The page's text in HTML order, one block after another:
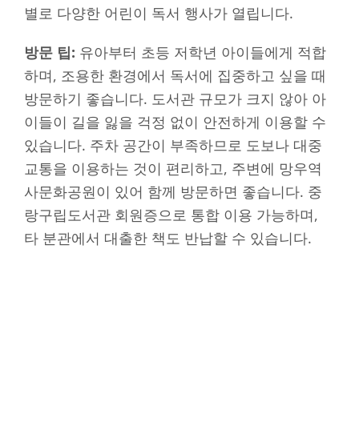
별로 다양한 어린이 독서 행사가 열립니다.
방문 팁: 유아부터 초등 저학년 아이들에게 적합
하며, 조용한 환경에서 독서에 집중하고 싶을 때
방문하기 좋습니다. 도서관 규모가 크지 않아 아
이들이 길을 잃을 걱정 없이 안전하게 이용할 수
있습니다. 주차 공간이 부족하므로 도보나 대중
교통을 이용하는 것이 편리하고, 주변에 망우역
사문화공원이 있어 함께 방문하면 좋습니다. 중
랑구립도서관 회원증으로 통합 이용 가능하며,
타 분관에서 대출한 책도 반납할 수 있습니다.